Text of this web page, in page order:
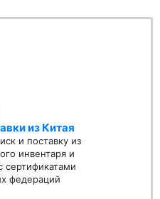
из Китая
и поставку из
инвентаря и
сертификатами
федераций